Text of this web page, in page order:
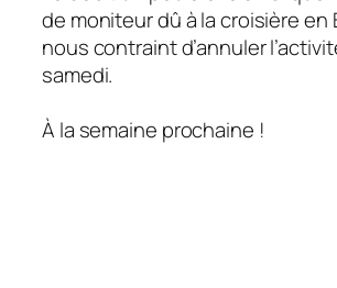
de moniteur dû à la croisière en
nous contraint d’annuler
samedi.
À la semaine prochaine !